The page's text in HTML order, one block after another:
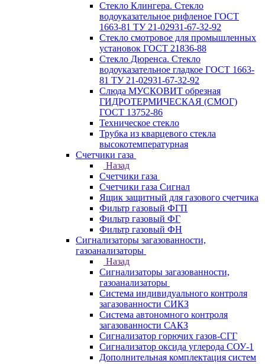
Стекло Клингера. Стекло
водоуказательное рифленое ГОСТ
1663-81 ТУ 21-02931-67-32-92
Стекло смотровое для промышленных
установок ГОСТ 21836-88
Стекло Дюренса. Стекло
водоуказательное гладкое ГОСТ 1663-
81 ТУ 21-02931-67-32-92
Слюда МУСКОВИТ обрезная
ГИДРОТЕРМИЧЕСКАЯ (СМОГ)
ГОСТ 13752-86
Техническое стекло
Трубка из кварцевого стекла
высокотемпературная
Счетчики газа
Назад
Счетчики газа
Счетчики газа Сигнал
Ящик защитный для газового счетчика
Фильтр газовый ФГП
Фильтр газовый ФГ
Фильтр газовый ФН
Сигнализаторы загазованности,
газоанализаторы
Назад
Сигнализаторы загазованности,
газоанализаторы
Система индивидуального контроля
загазованности СИКЗ
Система автономного контроля
загазованности САКЗ
Сигнализатор горючих газов-СГГ
Сигнализатор оксида углерода СОУ-1
Дополнительная комплектация систем